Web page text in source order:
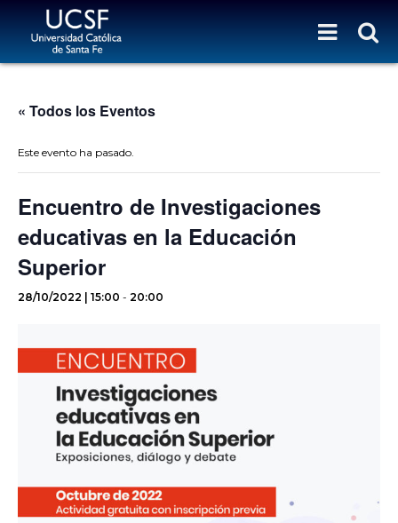
« Todos los Eventos
Este evento ha pasado.
Encuentro de Investigaciones
educativas en la Educación
Superior
28/10/2022 | 15:00 - 20:00